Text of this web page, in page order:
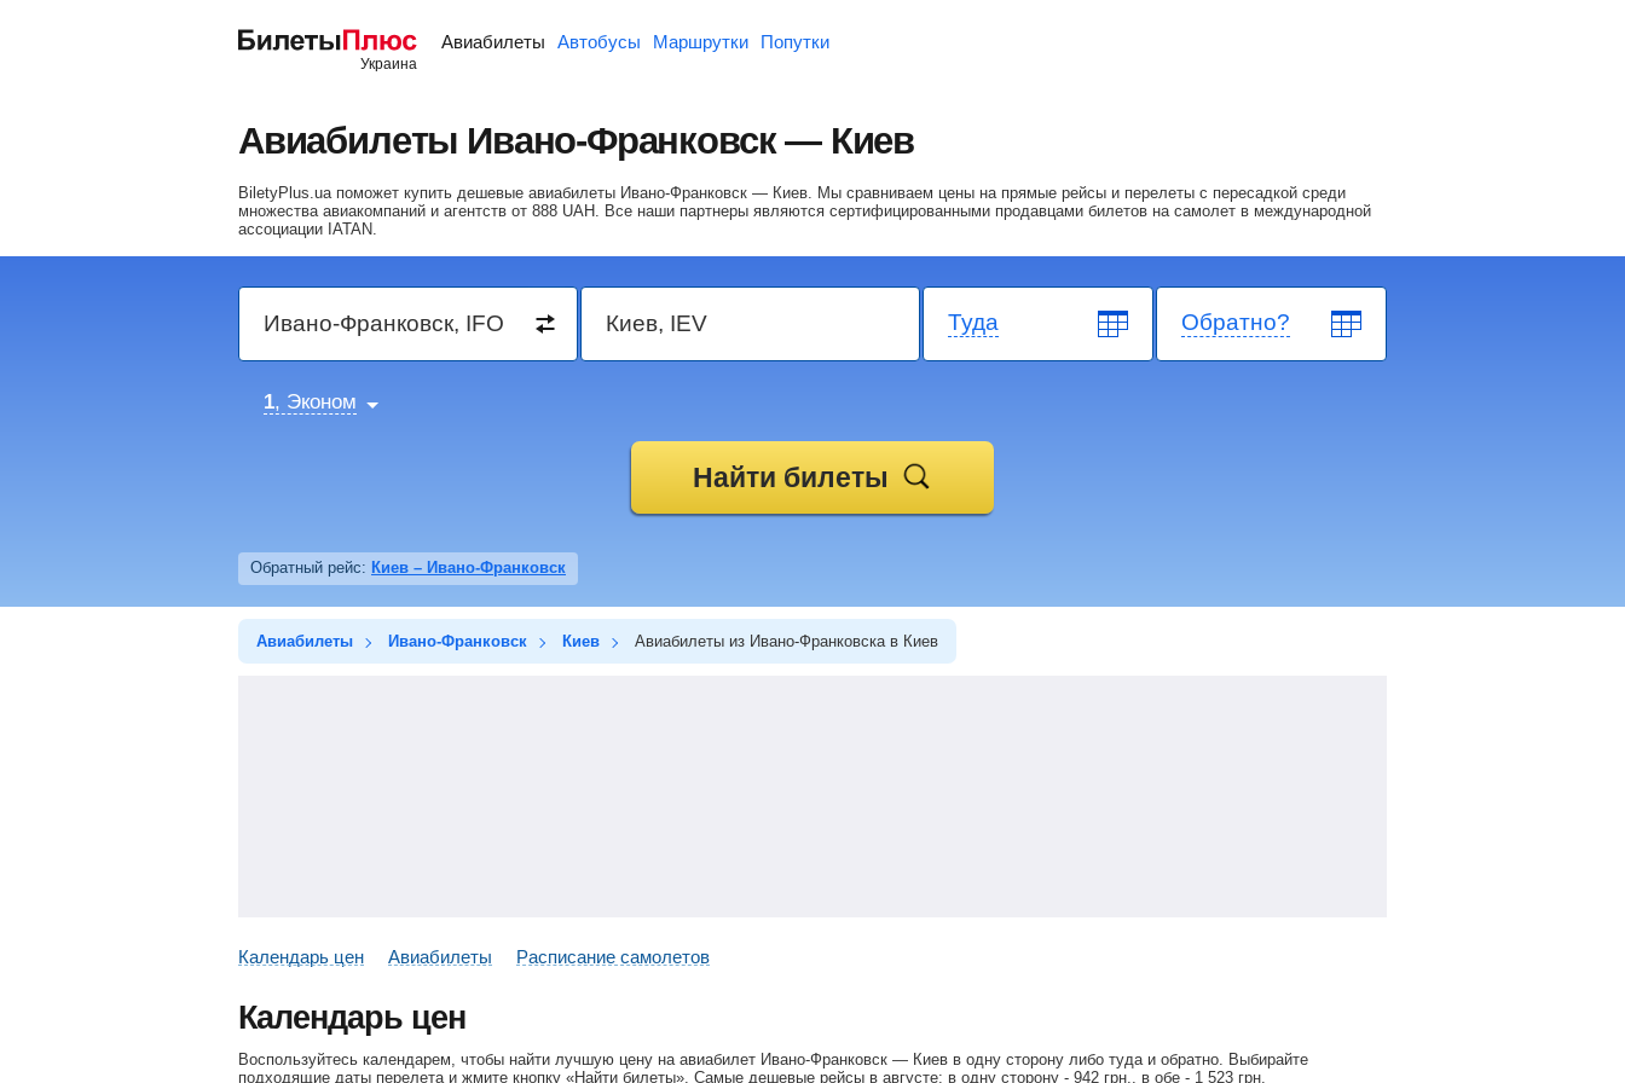
Авиабилеты Автобусы Маршрутки Попутки
Авиабилеты Ивано-Франковск — Киев
BiletyPlus.ua поможет купить дешевые авиабилеты Ивано-Франковск — Киев. Мы сравниваем цены на прямые рейсы и перелеты с пересадкой среди
множества авиакомпаний и агентств от 888 UAH . Все наши партнеры являются сертифицированными продавцами билетов на самолет в международной
ассоциации IATAN.
Туда Обратно?
1, Эконом
Найти билеты
Обратный рейс: Киев – Ивано-Франковск
Авиабилеты Ивано-Франковск Киев Авиабилеты из Ивано-Франковска в Киев
Календарь цен Авиабилеты Расписание самолетов
Календарь цен
Воспользуйтесь календарем, чтобы найти лучшую цену на авиабилет Ивано-Франковск — Киев в одну сторону либо туда и обратно. Выбирайте
подходящие даты перелета и жмите кнопку «Найти билеты». Самые дешевые рейсы в августе: в одну сторону - 942 грн., в обе - 1 523 грн.